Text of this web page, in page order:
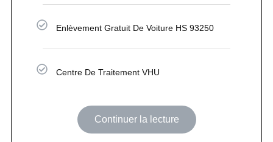
Enlèvement Gratuit De Voiture HS 93250
Centre De Traitement VHU
Continuer la lecture